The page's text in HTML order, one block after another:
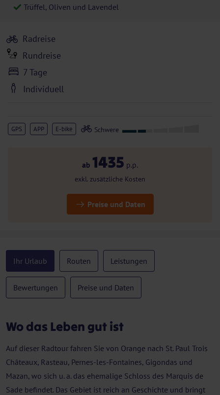
Trüffel, Oliven und Lavendel
GPS APP E-bike
Radreise
Rundreise
7 Tage
Individuell
ab 1435 p.p.
exkl. zusätzliche Kosten
Preise und Daten
Ihr Urlaub Routen Leistungen
Bewertungen Preise und Daten
Wo das Leben gut ist
Auf dieser Radtour fahren Sie von Orange nach St. Paul Trois
Châteaux, Rasteau, Pernes-les-Fontaines, Gigondas und
Mazan, wo sich u. a. das ehemalige Schloss des Marquis de
Sade befindet. Das Gebiet ist reich an Geschichte und bringt